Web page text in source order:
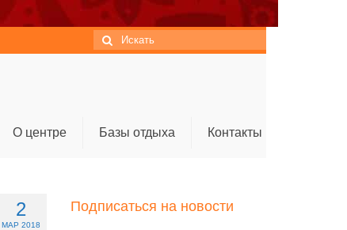
Искать:
О центре Базы отдыха Контакты
2
МАР 2018
Подписаться на новости